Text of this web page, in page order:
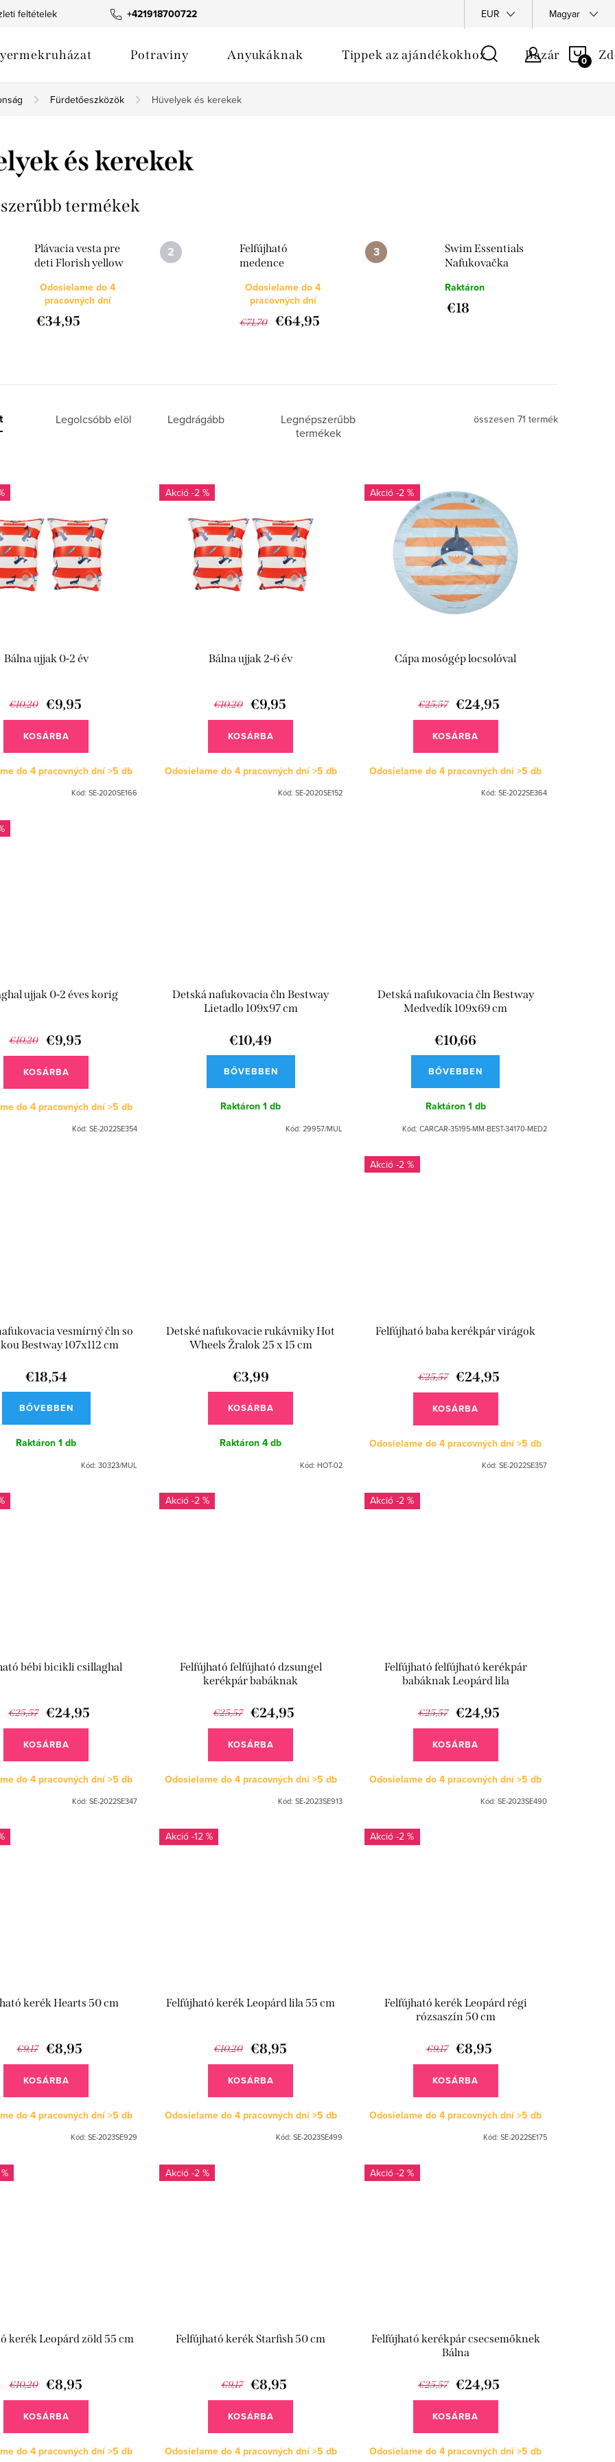
+421918700722
feltételek Termék fotógaléria Webáruház értékelése EUR Magyar
Potraviny Anyukáknak Tippek az ajándékokhoz Bazár
Fürdetőeszközök Hüvelyek és kerekek
és kerekek
termékek
Plávacia vesta pre
deti Florish yellow
Odosielame do 4
pracovných dní
€34,95
Felfújható
medence
Leopard bézs 210
cm
Odosielame do 4
pracovných dní
€71,70 €64,95
Swim Essentials
Nafukovačka
trblietkami
Raktáron
€18
Legolcsóbb elöl Legdrágább
Legnépszerűbb
termékek
összesen 71 termék
Bálna ujjak 0-2 év
€10,20 €9,95
KOSÁRBA
do 4 pracovných dní>5 db
Kód:SE-2020SE166
-2 %
Bálna ujjak 2-6 év
€10,20 €9,95
KOSÁRBA
Odosielame do 4 pracovných dní>5 db
Kód: SE-2020SE152
-2 %
Cápa mosógép locsolóval
€25,57 €24,95
KOSÁRBA
Odosielame do 4 pracovných dní>5 db
Kód: SE-2022SE364
ujjak 0-2 éves korig
€10,20 €9,95
KOSÁRBA
do 4 pracovných dní>5 db
Kód:SE-2022SE354
Detská nafukovacia čln Bestway
Lietadlo 109x97 cm
€10,49
BŐVEBBEN
Raktáron1 db
Kód: 29957/MUL
Detská nafukovacia čln Bestway
Medvedík 109x69 cm
€10,66
BŐVEBBEN
Raktáron1 db
Kód: CARCAR-35195-MM-BEST-34170-MED2
vesmírný čln so
Bestway 107x112 cm
€18,54
BŐVEBBEN
Raktáron1 db
Kód:30323/MUL
Detské nafukovacie rukávniky Hot
Wheels Žralok 25 x 15 cm
€3,99
KOSÁRBA
Raktáron4 db
Kód: HOT-02
-2 %
Felfújható baba kerékpár virágok
€25,57 €24,95
KOSÁRBA
Odosielame do 4 pracovných dní>5 db
Kód: SE-2022SE357
bébi bicikli csillaghal
€25,57 €24,95
KOSÁRBA
do 4 pracovných dní>5 db
Kód:SE-2022SE347
-2 %
Felfújható felfújható dzsungel
kerékpár babáknak
€25,57 €24,95
KOSÁRBA
Odosielame do 4 pracovných dní>5 db
Kód: SE-2023SE913
-2 %
Felfújható felfújható kerékpár
babáknak Leopárd lila
€25,57 €24,95
KOSÁRBA
Odosielame do 4 pracovných dní>5 db
Kód: SE-2023SE490
kerék Hearts 50 cm
€9,17 €8,95
KOSÁRBA
do 4 pracovných dní>5 db
Kód:SE-2023SE929
-12 %
Felfújható kerék Leopárd lila 55 cm
€10,20 €8,95
KOSÁRBA
Odosielame do 4 pracovných dní>5 db
Kód: SE-2023SE499
-2 %
Felfújható kerék Leopárd régi
rózsaszín 50 cm
€9,17 €8,95
KOSÁRBA
Odosielame do 4 pracovných dní>5 db
Kód: SE-2022SE175
kerék Leopárd zöld 55 cm
€10,20 €8,95
KOSÁRBA
do 4 pracovných dní>5 db
-2 %
Felfújható kerék Starfish 50 cm
€9,17 €8,95
KOSÁRBA
Odosielame do 4 pracovných dní>5 db
-2 %
Felfújható kerékpár csecsemőknek
Bálna
€25,57 €24,95
KOSÁRBA
Odosielame do 4 pracovných dní>5 db